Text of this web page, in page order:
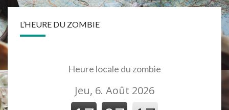
L’HEURE DU ZOMBIE
Heure locale du zombie